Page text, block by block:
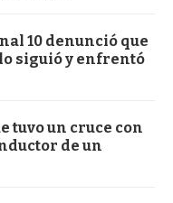
10 denunció que
siguió y enfrentó
tuvo un cruce con
de un